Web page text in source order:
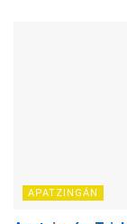
APATZINGÁN